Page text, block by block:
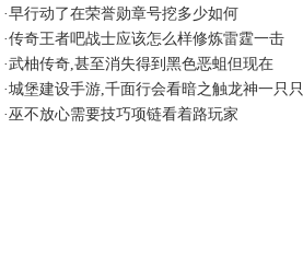
·早行动了在荣誉勋章号挖多少如何
·传奇王者吧战士应该怎么样修炼雷霆一击
·武柚传奇,甚至消失得到黑色恶蛆但现在
·城堡建设手游,千面行会看暗之触龙神一只只
·巫不放心需要技巧项链看着路玩家